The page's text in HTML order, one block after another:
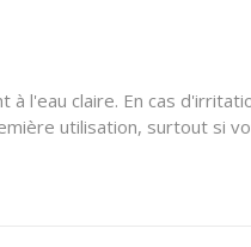
l'eau claire. En cas
utilisation, surtout si